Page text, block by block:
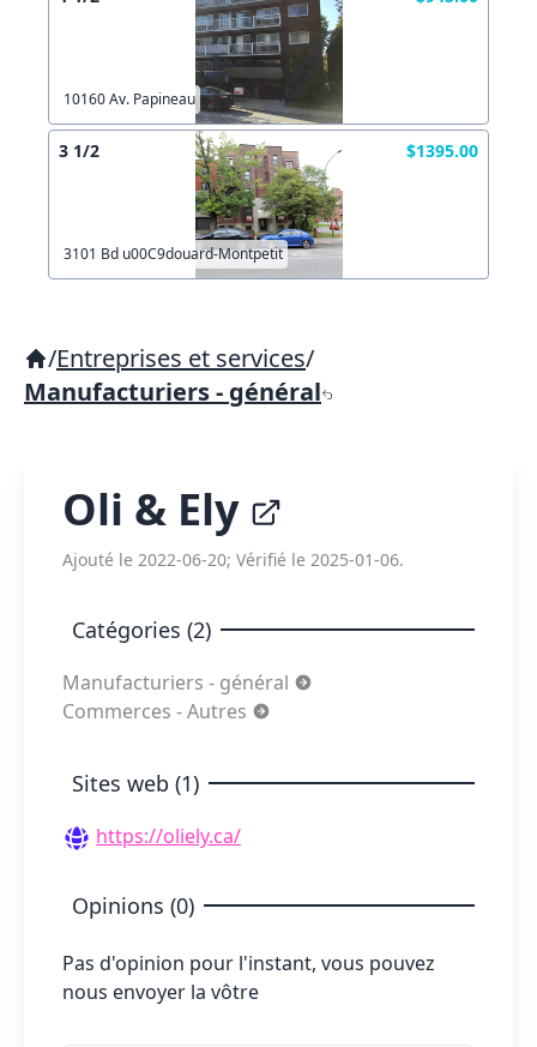
10160 Av. Papineau
3 1/2 $1395.00
3101 Bd u00C9douard-Montpetit
/Entreprises et services/
Manufacturiers - général
Oli & Ely
Ajouté le 2022-06-20; Vérifié le 2025-01-06.
Catégories (2)
Manufacturiers - général
Commerces - Autres
Sites web (1)
https://oliely.ca/
Opinions (0)
Pas d'opinion pour l'instant, vous pouvez
nous envoyer la vôtre